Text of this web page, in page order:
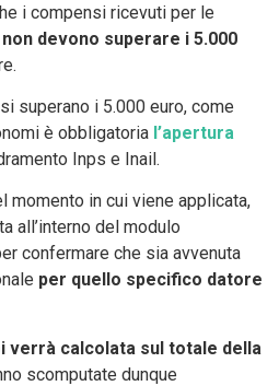
i compensi ricevuti per le
non devono superare i 5.000
superano i 5.000 euro, come
è obbligatoria l’apertura
Inps e Inail.
momento in cui viene applicata,
all’interno del modulo
confermare che sia avvenuta
per quello specifico datore
verrà calcolata sul totale della
scomputate dunque